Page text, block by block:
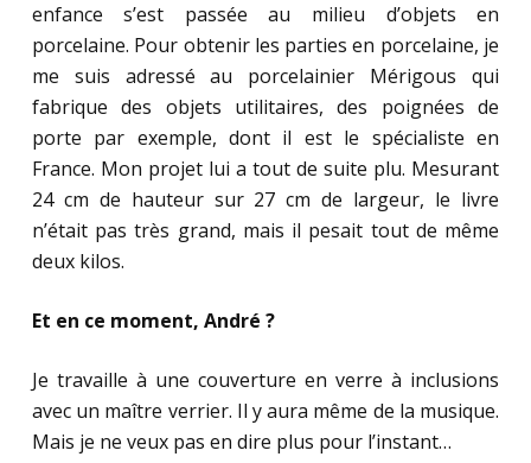
enfance s’est passée au milieu d’objets en
porcelaine. Pour obtenir les parties en porcelaine, je
me suis adressé au porcelainier Mérigous qui
fabrique des objets utilitaires, des poignées de
porte par exemple, dont il est le spécialiste en
France. Mon projet lui a tout de suite plu. Mesurant
24 cm de hauteur sur 27 cm de largeur, le livre
n’était pas très grand, mais il pesait tout de même
deux kilos.
Et en ce moment, André ?
Je travaille à une couverture en verre à inclusions
avec un maître verrier. Il y aura même de la musique.
Mais je ne veux pas en dire plus pour l’instant…